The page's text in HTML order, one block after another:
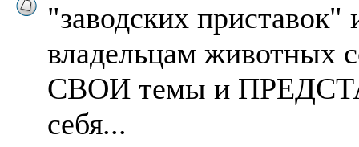
"заводских приставок"
владельцам животных
СВОИ темы и
себя...